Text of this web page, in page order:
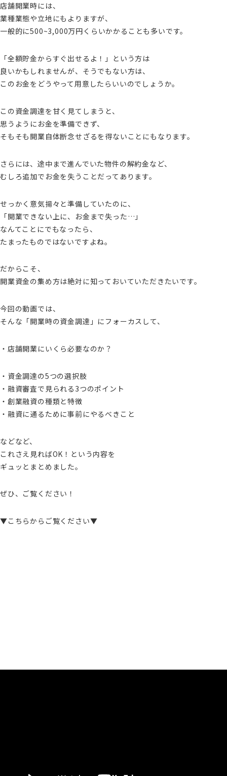
店舗開業時には、
業種業態や立地にもよりますが、
一般的に500~3,000万円くらいかかることも多いです。
「全額貯金からすぐ出せるよ！」という方は
良いかもしれませんが、そうでもない方は、
このお金をどうやって用意したらいいのでしょうか。
この資金調達を甘く見てしまうと、
思うようにお金を準備できず、
そもそも開業自体断念せざるを得ないことにもなります。
さらには、途中まで進んでいた物件の解約金など、
むしろ追加でお金を失うことだってあります。
せっかく意気揚々と準備していたのに、
「開業できない上に、お金まで失った…」
なんてことにでもなったら、
たまったものではないですよね。
だからこそ、
開業資金の集め方は絶対に知っておいていただきたいです。
今回の動画では、
そんな「開業時の資金調達」にフォーカスして、
・店舗開業にいくら必要なのか？
・資金調達の5つの選択肢
・融資審査で見られる3つのポイント
・創業融資の種類と特徴
・融資に通るために事前にやるべきこと
などなど、
これさえ見ればOK！という内容を
ギュッとまとめました。
ぜひ、ご覧ください！
▼こちらからご覧ください▼